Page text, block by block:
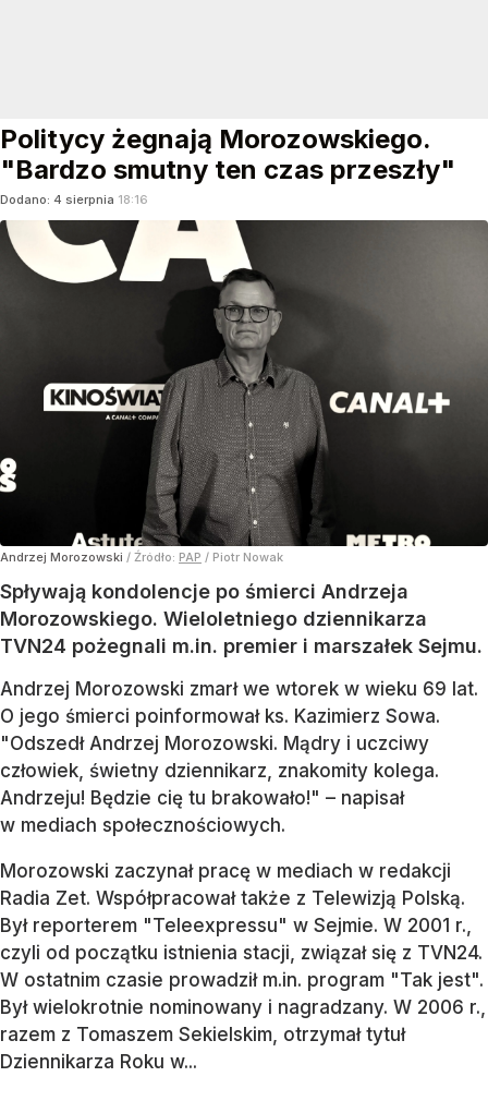
Politycy żegnają Morozowskiego.
"Bardzo smutny ten czas przeszły"
Dodano: 4 sierpnia 18:16
Andrzej Morozowski / Źródło: PAP / Piotr Nowak
Spływają kondolencje po śmierci Andrzeja
Morozowskiego. Wieloletniego dziennikarza
TVN24 pożegnali m.in. premier i marszałek Sejmu.
Andrzej Morozowski zmarł we wtorek w wieku 69 lat.
O jego śmierci poinformował ks. Kazimierz Sowa.
"Odszedł Andrzej Morozowski. Mądry i uczciwy
człowiek, świetny dziennikarz, znakomity kolega.
Andrzeju! Będzie cię tu brakowało!" – napisał
w mediach społecznościowych.
Morozowski zaczynał pracę w mediach w redakcji
Radia Zet. Współpracował także z Telewizją Polską.
Był reporterem "Teleexpressu" w Sejmie. W 2001 r.,
czyli od początku istnienia stacji, związał się z TVN24.
W ostatnim czasie prowadził m.in. program "Tak jest".
Był wielokrotnie nominowany i nagradzany. W 2006 r.,
razem z Tomaszem Sekielskim, otrzymał tytuł
Dziennikarza Roku w...